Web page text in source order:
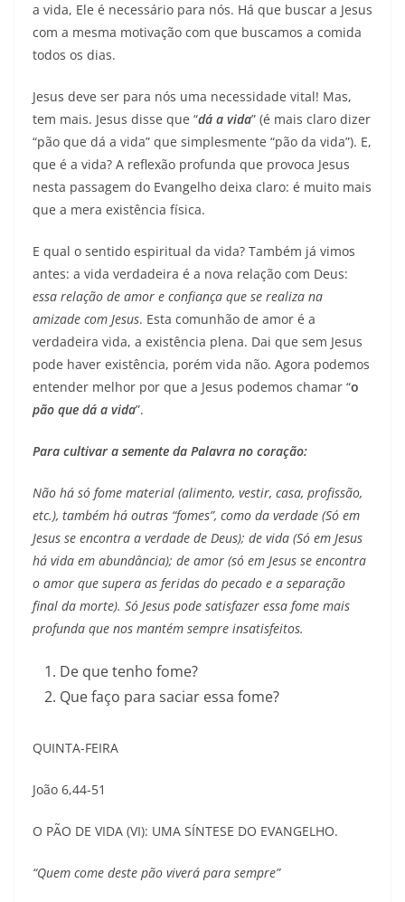
a vida, Ele é necessário para nós. Há que buscar a Jesus
com a mesma motivação com que buscamos a comida
todos os dias.
Jesus deve ser para nós uma necessidade vital! Mas,
tem mais. Jesus disse que “dá a vida” (é mais claro dizer
“pão que dá a vida” que simplesmente “pão da vida”). E,
que é a vida? A reflexão profunda que provoca Jesus
nesta passagem do Evangelho deixa claro: é muito mais
que a mera existência física.
E qual o sentido espiritual da vida? Também já vimos
antes: a vida verdadeira é a nova relação com Deus:
essa relação de amor e confiança que se realiza na
amizade com Jesus. Esta comunhão de amor é a
verdadeira vida, a existência plena. Dai que sem Jesus
pode haver existência, porém vida não. Agora podemos
entender melhor por que a Jesus podemos chamar “o
pão que dá a vida”.
Para cultivar a semente da Palavra no coração:
Não há só fome material (alimento, vestir, casa, profissão,
etc.), também há outras “fomes”, como da verdade (Só em
Jesus se encontra a verdade de Deus); de vida (Só em Jesus
há vida em abundância); de amor (só em Jesus se encontra
o amor que supera as feridas do pecado e a separação
final da morte). Só Jesus pode satisfazer essa fome mais
profunda que nos mantém sempre insatisfeitos.
De que tenho fome?
Que faço para saciar essa fome?
QUINTA-FEIRA
João 6,44-51
O PÃO DE VIDA (VI): UMA SÍNTESE DO EVANGELHO.
“Quem come deste pão viverá para sempre”